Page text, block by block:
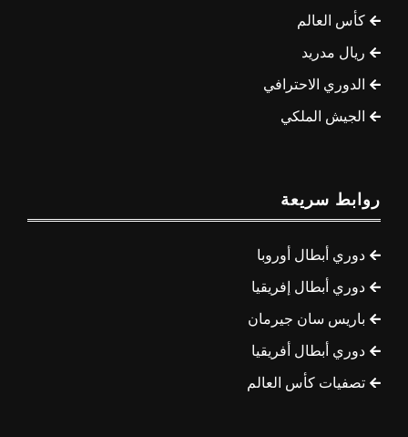
كأس العالم
ريال مدريد
الدوري الاحترافي
الجيش الملكي
روابط سريعة
دوري أبطال أوروبا
دوري أبطال إفريقيا
باريس سان جيرمان
دوري أبطال أفريقيا
تصفيات كأس العالم